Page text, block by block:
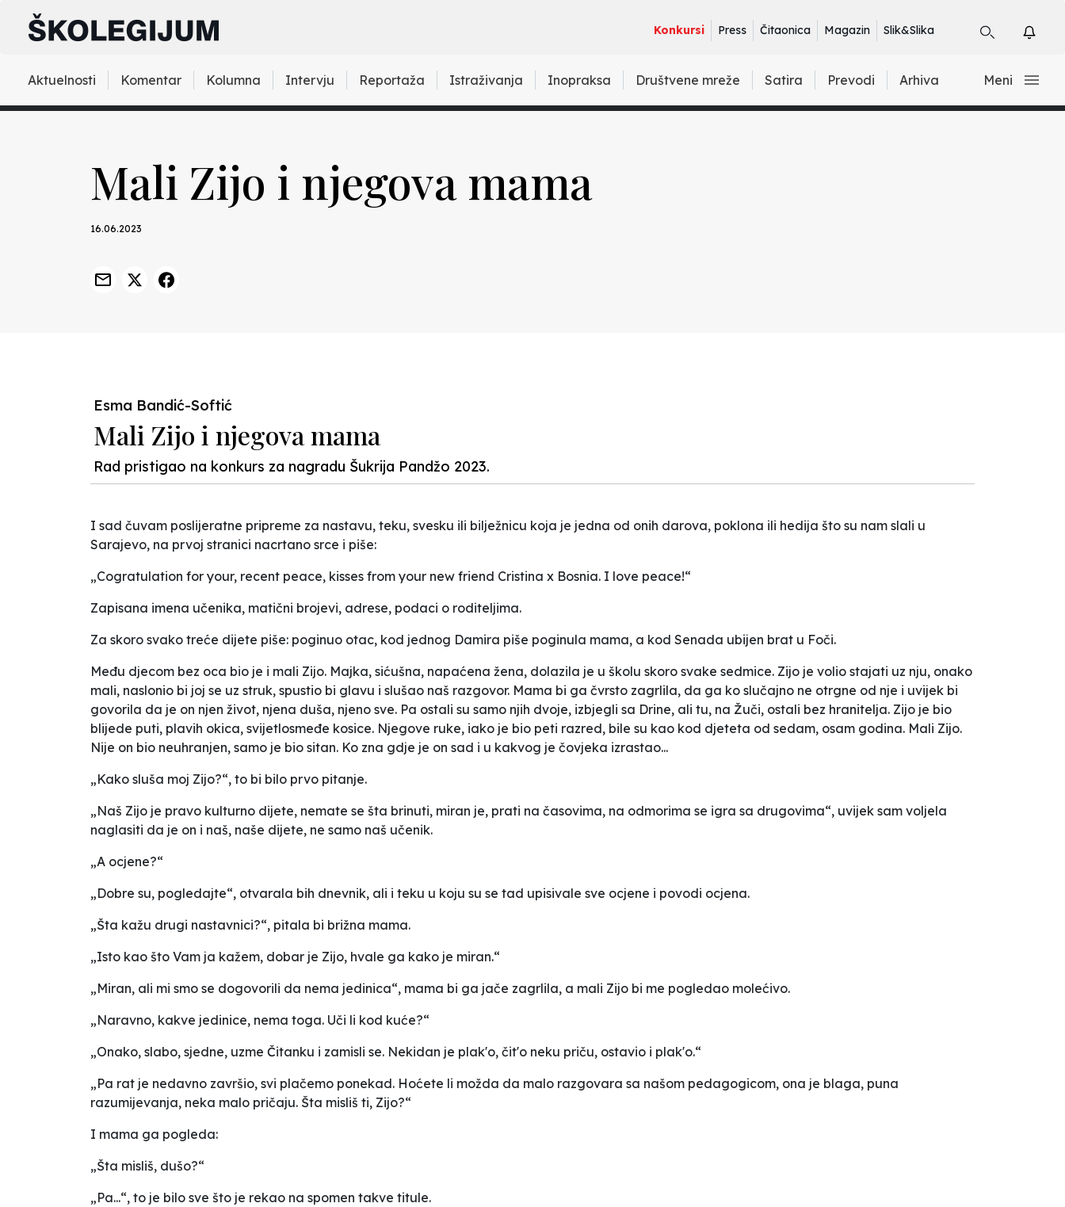
Konkursi Press Čitaonica Magazin Slik&Slika
Aktuelnosti Komentar Kolumna Intervju Reportaža Istraživanja Inopraksa Društvene mreže Satira Prevodi Arhiva Meni
Mali Zijo i njegova mama
16.06.2023
Esma Bandić-Softić
Mali Zijo i njegova mama
Rad pristigao na konkurs za nagradu Šukrija Pandžo 2023.
I sad čuvam poslijeratne pripreme za nastavu, teku, svesku ili bilježnicu koja je jedna od onih darova, poklona ili hedija što su nam slali u
Sarajevo, na prvoj stranici nacrtano srce i piše:
„Cogratulation for your, recent peace, kisses from your new friend Cristina x Bosnia. I love peace!“
Zapisana imena učenika, matični brojevi, adrese, podaci o roditeljima.
Za skoro svako treće dijete piše: poginuo otac, kod jednog Damira piše poginula mama, a kod Senada ubijen brat u Foči.
Među djecom bez oca bio je i mali Zijo. Majka, sićušna, napaćena žena, dolazila je u školu skoro svake sedmice. Zijo je volio stajati uz nju, onako
mali, naslonio bi joj se uz struk, spustio bi glavu i slušao naš razgovor. Mama bi ga čvrsto zagrlila, da ga ko slučajno ne otrgne od nje i uvijek bi
govorila da je on njen život, njena duša, njeno sve. Pa ostali su samo njih dvoje, izbjegli sa Drine, ali tu, na Žuči, ostali bez hranitelja. Zijo je bio
blijede puti, plavih okica, svijetlosmeđe kosice. Njegove ruke, iako je bio peti razred, bile su kao kod djeteta od sedam, osam godina. Mali Zijo.
Nije on bio neuhranjen, samo je bio sitan. Ko zna gdje je on sad i u kakvog je čovjeka izrastao...
„Kako sluša moj Zijo?“, to bi bilo prvo pitanje.
„Naš Zijo je pravo kulturno dijete, nemate se šta brinuti, miran je, prati na časovima, na odmorima se igra sa drugovima“, uvijek sam voljela
naglasiti da je on i naš, naše dijete, ne samo naš učenik.
„A ocjene?“
„Dobre su, pogledajte“, otvarala bih dnevnik, ali i teku u koju su se tad upisivale sve ocjene i povodi ocjena.
„Šta kažu drugi nastavnici?“, pitala bi brižna mama.
„Isto kao što Vam ja kažem, dobar je Zijo, hvale ga kako je miran.“
„Miran, ali mi smo se dogovorili da nema jedinica“, mama bi ga jače zagrlila, a mali Zijo bi me pogledao molećivo.
„Naravno, kakve jedinice, nema toga. Uči li kod kuće?“
„Onako, slabo, sjedne, uzme Čitanku i zamisli se. Nekidan je plak'o, čit'o neku priču, ostavio i plak'o.“
„Pa rat je nedavno završio, svi plačemo ponekad. Hoćete li možda da malo razgovara sa našom pedagogicom, ona je blaga, puna
razumijevanja, neka malo pričaju. Šta misliš ti, Zijo?“
I mama ga pogleda:
„Šta misliš, dušo?“
„Pa...“, to je bilo sve što je rekao na spomen takve titule.